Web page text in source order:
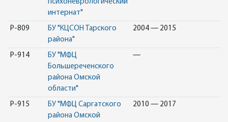
психоневрологический
интернат"
Р-809
БУ "КЦСОН Тарского
района"
2004 — 2015
Р-914
БУ "МФЦ
Большереченского
района Омской
области"
—
Р-915
БУ "МФЦ Саргатского
района Омской
2010 — 2017